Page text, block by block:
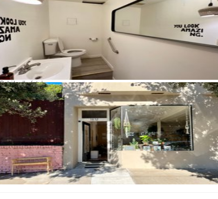
Bekijk alle foto's